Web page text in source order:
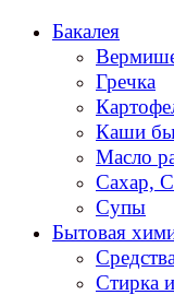
Перейти
содержанию
Бакалея
Гречка
Каши
Масло
Сахар,
Супы
Бытовая
Стирка